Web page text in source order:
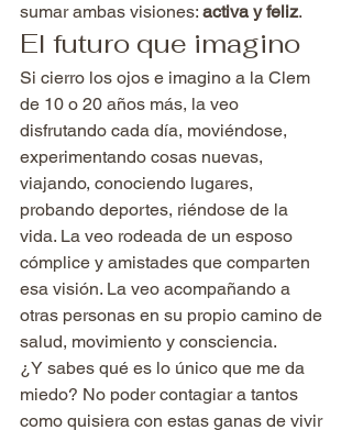
sumar ambas visiones: activa y feliz.
El futuro que imagino
Si cierro los ojos e imagino a la Clem
de 10 o 20 años más, la veo
disfrutando cada día, moviéndose,
experimentando cosas nuevas,
viajando, conociendo lugares,
probando deportes, riéndose de la
vida. La veo rodeada de un esposo
cómplice y amistades que comparten
esa visión. La veo acompañando a
otras personas en su propio camino de
salud, movimiento y consciencia.
¿Y sabes qué es lo único que me da
miedo? No poder contagiar a tantos
como quisiera con estas ganas de vivir